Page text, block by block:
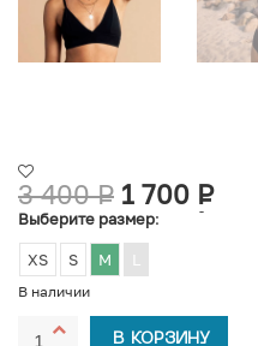
3 400Р
УБ.
1 700 Р
УБ.
Выберите размер:
XS S M L
В наличии
В КОРЗИНУ